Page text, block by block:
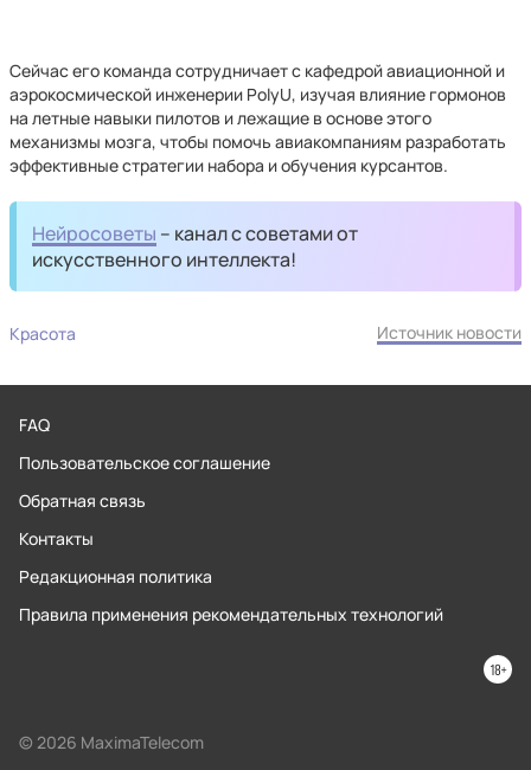
Сейчас его команда сотрудничает с кафедрой авиационной и
аэрокосмической инженерии PolyU, изучая влияние гормонов
на летные навыки пилотов и лежащие в основе этого
механизмы мозга, чтобы помочь авиакомпаниям разработать
эффективные стратегии набора и обучения курсантов.
Нейросоветы – канал с советами от
искусственного интеллекта!
Красота Источник новости
FAQ
Пользовательское соглашение
Обратная связь
Контакты
Редакционная политика
Правила применения рекомендательных технологий
© 2026 MaximaTelecom